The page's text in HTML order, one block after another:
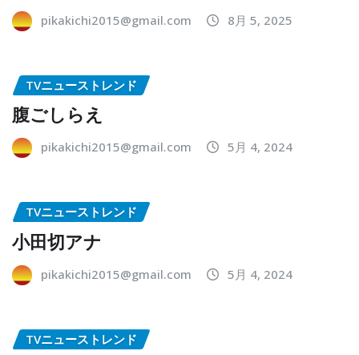
pikakichi2015@gmail.com 8月 5, 2025
TVニューストレンド
腹ごしらえ
pikakichi2015@gmail.com 5月 4, 2024
TVニューストレンド
小田切アナ
pikakichi2015@gmail.com 5月 4, 2024
TVニューストレンド